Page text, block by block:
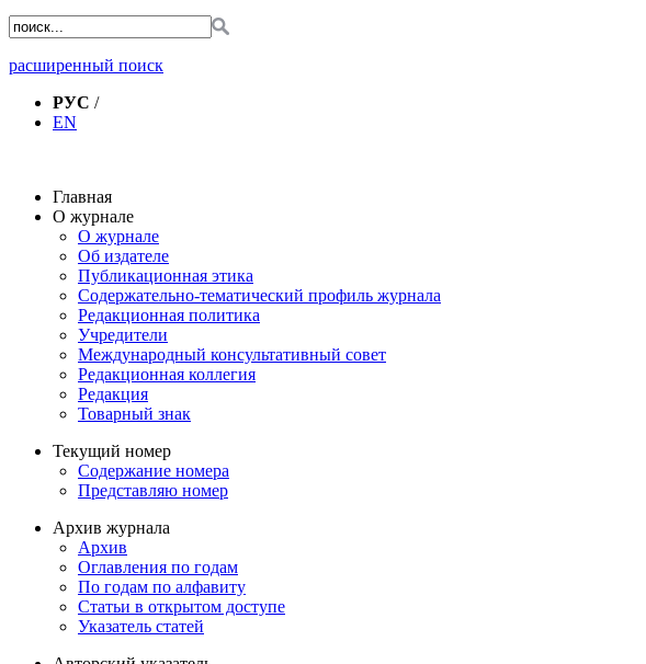
расширенный поиск
РУС /
EN
Главная
О журнале
О журнале
Об издателе
Публикационная этика
Содержательно-тематический профиль журнала
Редакционная политика
Учредители
Международный консультативный совет
Редакционная коллегия
Редакция
Товарный знак
Текущий номер
Содержание номера
Представляю номер
Архив журнала
Архив
Оглавления по годам
По годам по алфавиту
Статьи в открытом доступе
Указатель статей